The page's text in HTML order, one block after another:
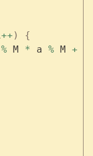
++ )
{
% M * a % M +